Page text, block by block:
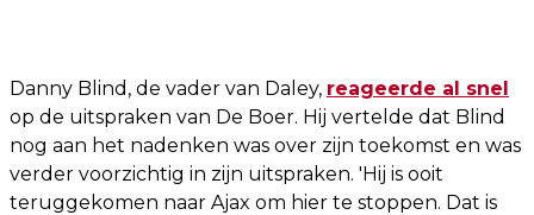
Danny Blind, de vader van Daley, reageerde al snel
op de uitspraken van De Boer. Hij vertelde dat Blind
nog aan het nadenken was over zijn toekomst en was
verder voorzichtig in zijn uitspraken. 'Hij is ooit
teruggekomen naar Ajax om hier te stoppen. Dat is